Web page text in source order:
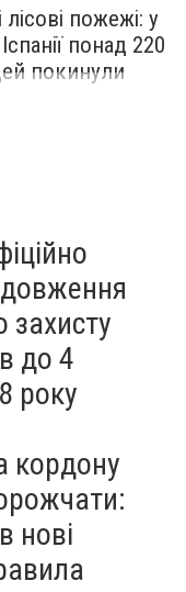
пожежі: у
понад 220
покинули
захисту
до 4
року
кордону
нові